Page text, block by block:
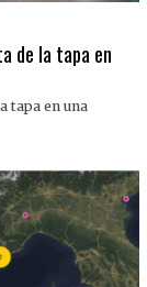
de la tapa en
tapa en una